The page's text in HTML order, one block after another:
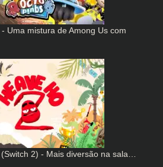
Uma mistura de Among Us com
2) - Mais diversão na sala…